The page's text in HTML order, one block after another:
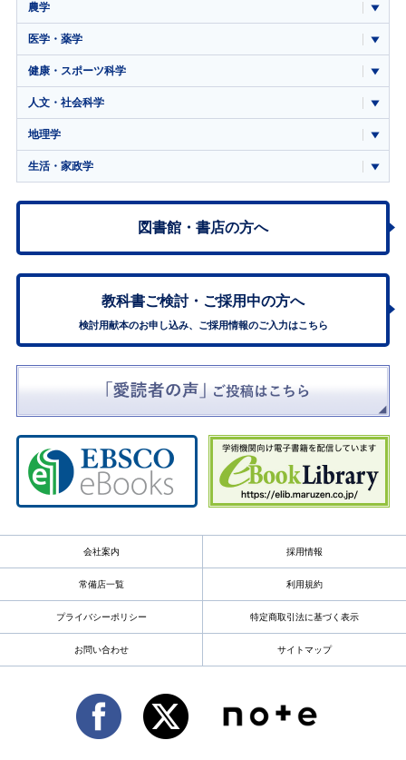
農学
医学・薬学
健康・スポーツ科学
人文・社会科学
地理学
生活・家政学
図書館・書店の方へ
教科書ご検討・ ご採用中の方へ
検討用献本のお申し込み、ご採用情報のご入力はこちら
会社案内 採用情報
常備店一覧 利用規約
プライバシーポリシー 特定商取引法に基づく表示
お問い合わせ サイトマップ